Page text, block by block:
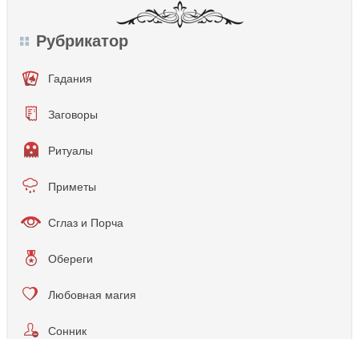
Рубрикатор
Гадания
Заговоры
Ритуалы
Приметы
Сглаз и Порча
Обереги
Любовная магия
Сонник